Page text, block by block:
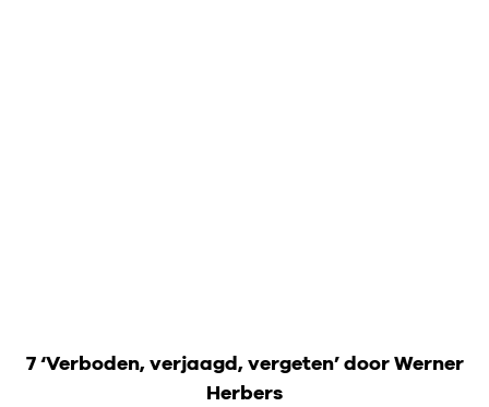
7 ‘Verboden, verjaagd, vergeten’ door Werner
Herbers